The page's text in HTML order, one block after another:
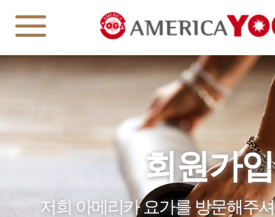
회원가입
저희 아메리카 요가를 방문해주